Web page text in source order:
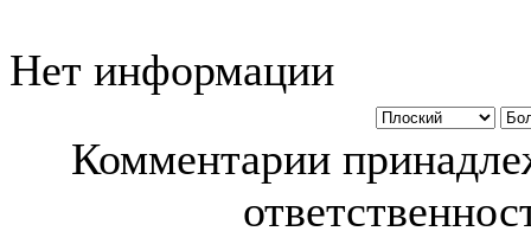
Нет информации
Комментарии